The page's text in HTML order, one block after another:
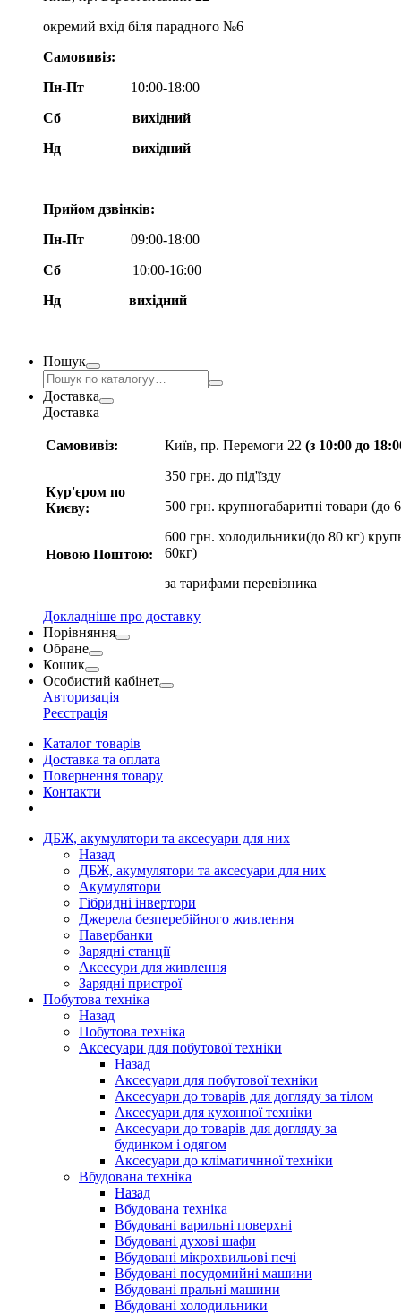
окремий вхід біля парадного №6
Самовивіз:
Пн-Пт
10:00-18:00
Сб
вихідний
Нд
вихідний
Прийом дзвінків:
Пн-Пт
09:00-18:00
Сб
10:00-16:00
Нд вихідний
Пошук
Доставка
Доставка
Самовивіз:
Кур'єром по
Києву:
Новою Поштою:
Київ, пр. Перемоги 22 (з 10:00 до
350 грн. до під'їзду
500 грн. крупногабаритні товари (до
600 грн. холодильники(до 80 кг)
60кг)
за тарифами перевізника
Докладніше про доставку
Порівняння
Обране
Кошик
Особистий кабінет
Авторизація
Реєстрація
Каталог товарів
Доставка та оплата
Повернення товару
Контакти
ДБЖ, акумулятори та аксесуари для них
Назад
ДБЖ, акумулятори та аксесуари для них
Акумулятори
Гібридні інвертори
Джерела безперебійного живлення
Павербанки
Зарядні станції
Аксесури для живлення
Зарядні пристрої
Побутова техніка
Назад
Побутова техніка
Аксесуари для побутової техніки
Назад
Аксесуари для побутової техніки
Аксесуари до товарів для догляду за тілом
Аксесуари для кухонної техніки
Аксесуари до товарів для догляду за
будинком і одягом
Аксесуари до кліматичнної техніки
Вбудована техніка
Назад
Вбудована техніка
Вбудовані варильні поверхні
Вбудовані духові шафи
Вбудовані мікрохвильові печі
Вбудовані посудомийні машини
Вбудовані пральні машини
Вбудовані холодильники